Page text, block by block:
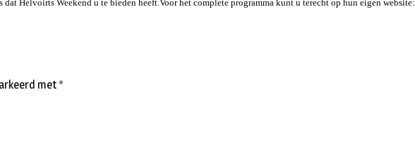
Helvoirts Weekend u te bieden heeft.Voor het complete programma kunt u terecht op hun eigen website:
met *